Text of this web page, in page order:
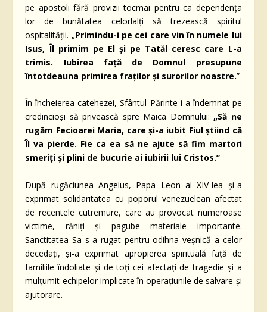
pe apostoli fără provizii tocmai pentru ca dependența
lor de bunătatea celorlalți să trezească spiritul
ospitalității. „Primindu-i pe cei care vin în numele lui
Isus, Îl primim pe El și pe Tatăl ceresc care L-a
trimis. Iubirea față de Domnul presupune
întotdeauna primirea fraților și surorilor noastre.”
În încheierea catehezei, Sfântul Părinte i-a îndemnat pe
credincioși să privească spre Maica Domnului:„Să ne
rugăm Fecioarei Maria, care și-a iubit Fiul știind că
Îl va pierde. Fie ca ea să ne ajute să fim martori
smeriți și plini de bucurie ai iubirii lui Cristos.”
După rugăciunea Angelus, Papa Leon al XIV-lea și-a
exprimat solidaritatea cu poporul venezuelean afectat
de recentele cutremure, care au provocat numeroase
victime, răniți și pagube materiale importante.
Sanctitatea Sa s-a rugat pentru odihna veșnică a celor
decedați, și-a exprimat apropierea spirituală față de
familiile îndoliate și de toți cei afectați de tragedie și a
mulțumit echipelor implicate în operațiunile de salvare și
ajutorare.